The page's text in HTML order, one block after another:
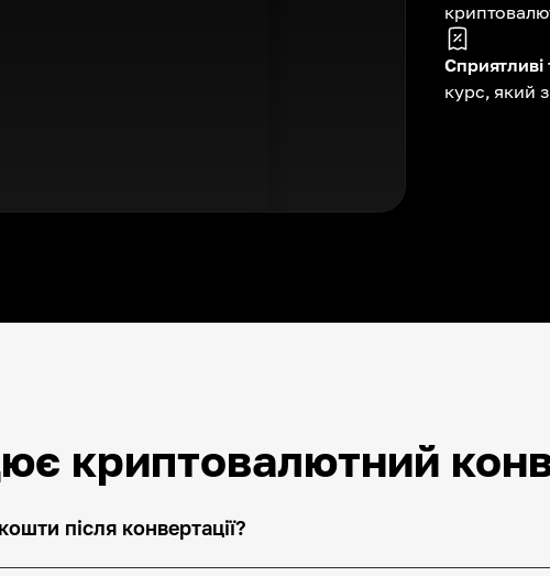
курс, який
криптовалютний
після конвертації?